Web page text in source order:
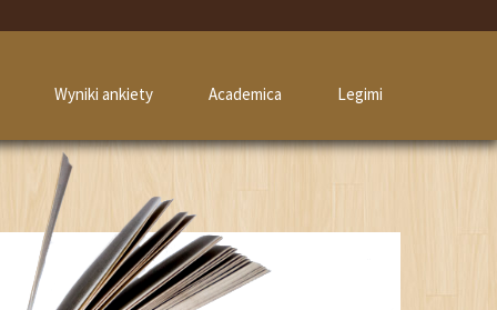
Wyniki ankiety Academica Legimi